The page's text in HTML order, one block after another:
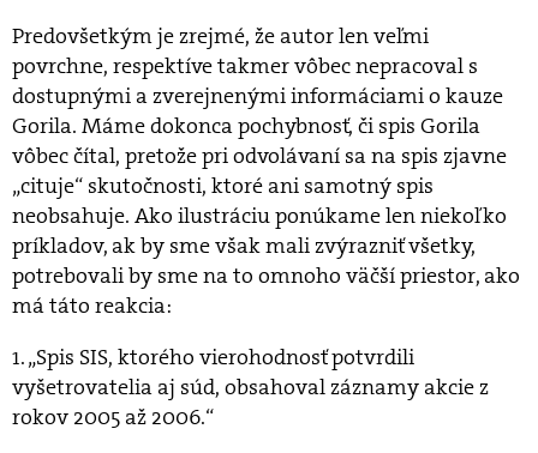
Predovšetkým je zrejmé, že autor len veľmi
povrchne, respektíve takmer vôbec nepracoval s
dostupnými a zverejnenými informáciami o kauze
Gorila. Máme dokonca pochybnosť, či spis Gorila
vôbec čítal, pretože pri odvolávaní sa na spis zjavne
„cituje“ skutočnosti, ktoré ani samotný spis
neobsahuje. Ako ilustráciu ponúkame len niekoľko
príkladov, ak by sme však mali zvýrazniť všetky,
potrebovali by sme na to omnoho väčší priestor, ako
má táto reakcia:
1. „Spis SIS, ktorého vierohodnosť potvrdili
vyšetrovatelia aj súd, obsahoval záznamy akcie z
rokov 2005 až 2006.“